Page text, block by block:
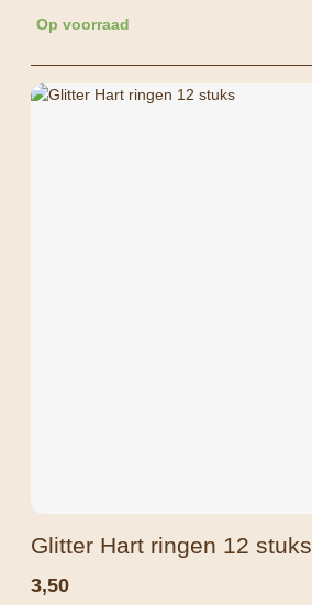
Op voorraad
Glitter Hart ringen 12 stuks
3,50